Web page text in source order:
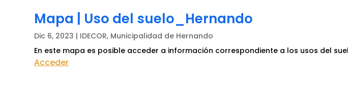
Mapa | Uso del suelo_Hernando
Dic 6, 2023 | IDECOR, Municipalidad de Hernando
En este mapa es posible acceder a información correspondiente a los usos del
Acceder